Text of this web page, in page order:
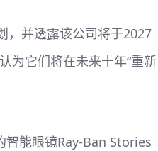
，并透露该公司将于2027
为它们将在未来十年“重新
能眼镜Ray-Ban Stories